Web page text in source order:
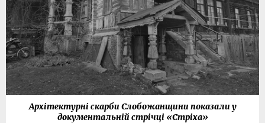
Архітектурні скарби Слобожанщини показали у
документальній стрічці «Стріха»